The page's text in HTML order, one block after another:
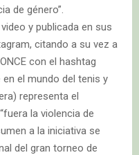
de género”.
y publicada en sus
citando a su vez a
con el hashtag
el mundo del tenis y
representa el
la violencia de
a la iniciativa se
del gran torneo de